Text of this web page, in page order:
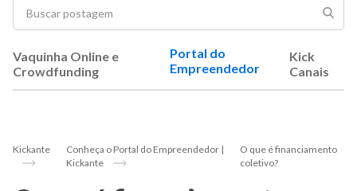
Vaquinha Online e
Crowdfunding
Portal do
Empreendedor
Kick
Canais
Kickante
Conheça o Portal do Empreendedor |
Kickante
O que é financiamento
coletivo?